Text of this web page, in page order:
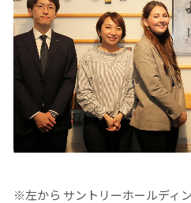
※左から サントリーホールディ